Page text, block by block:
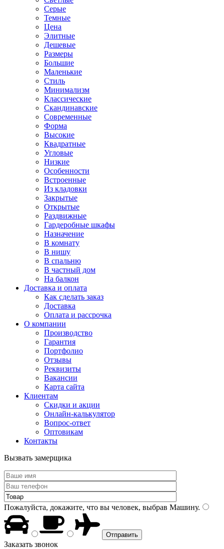
Серые
Темные
Цена
Элитные
Дешевые
Размеры
Большие
Маленькие
Стиль
Минимализм
Классические
Скандинавские
Современные
Форма
Высокие
Квадратные
Угловые
Низкие
Особенности
Встроенные
Из кладовки
Закрытые
Открытые
Раздвижные
Гардеробные шкафы
Назначение
В комнату
В нишу
В спальню
В частный дом
На балкон
Доставка и оплата
Как сделать заказ
Доставка
Оплата и рассрочка
О компании
Производство
Гарантия
Портфолио
Отзывы
Реквизиты
Вакансии
Карта сайта
Клиентам
Скидки и акции
Онлайн-калькулятор
Вопрос-ответ
Оптовикам
Контакты
Вызвать замерщика
Пожалуйста, докажите, что вы человек, выбрав Машину.
Заказать звонок